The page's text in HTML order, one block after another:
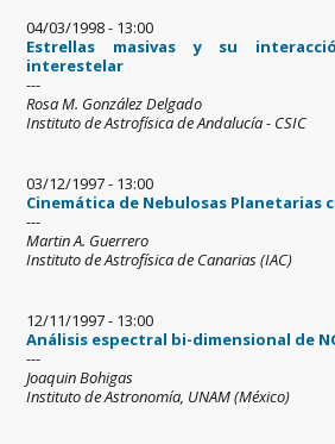
04/03/1998 - 13:00
Estrellas masivas y su
interestelar
---
Rosa M. González Delgado
Instituto de Astrofísica de Andalucía - CSIC
03/12/1997 - 13:00
Cinemática de Nebulosas Planetarias
---
Martin A. Guerrero
Instituto de Astrofísica de Canarias (IAC)
12/11/1997 - 13:00
Análisis espectral bi-dimensional de
---
Joaquin Bohigas
Instituto de Astronomía, UNAM (México)